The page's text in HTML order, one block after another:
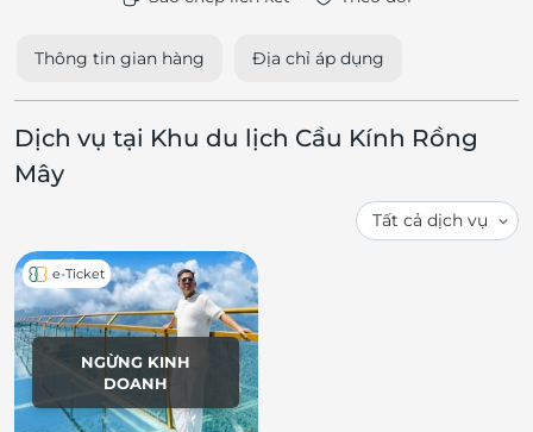
Thông tin gian hàng Địa chỉ áp dụng
Dịch vụ tại Khu du lịch Cầu Kính Rồng
Mây
NGỪNG KINH
DOANH
e-Ticket